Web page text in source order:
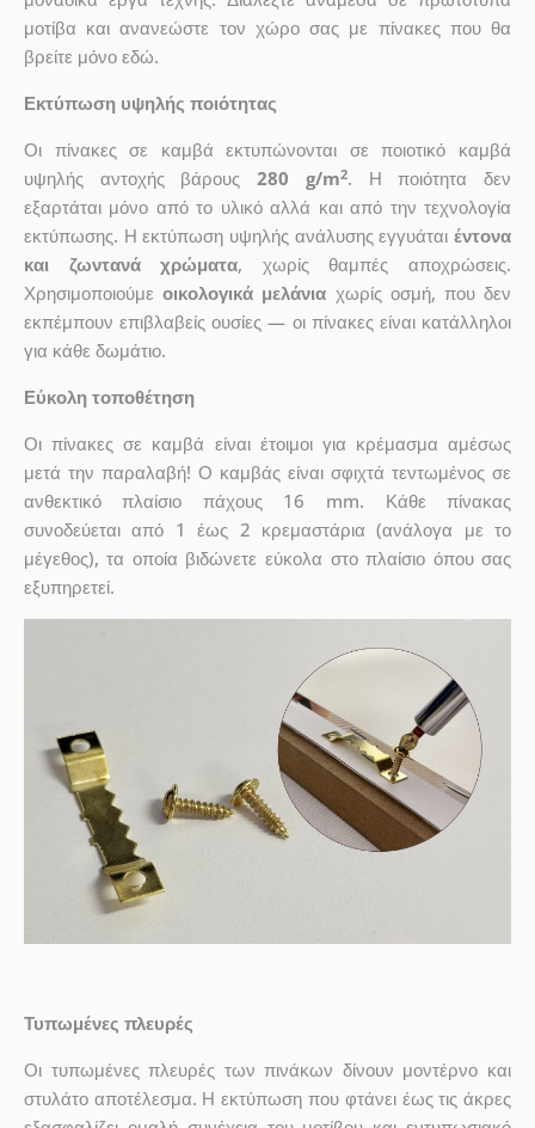
μοτίβα και ανανεώστε τον χώρο σας με πίνακες που θα
βρείτε μόνο εδώ.
Εκτύπωση υψηλής ποιότητας
Οι πίνακες σε καμβά εκτυπώνονται σε ποιοτικό καμβά
υψηλής αντοχής βάρους280 g/m2. Η ποιότητα δεν
εξαρτάται μόνο από το υλικό αλλά και από την τεχνολογία
εκτύπωσης. Η εκτύπωση υψηλής ανάλυσης εγγυάταιέντονα
και ζωντανά χρώματα, χωρίς θαμπές αποχρώσεις.
Χρησιμοποιούμεοικολογικά μελάνια χωρίς οσμή, που δεν
εκπέμπουν επιβλαβείς ουσίες — οι πίνακες είναι κατάλληλοι
για κάθε δωμάτιο.
Εύκολη τοποθέτηση
Οι πίνακες σε καμβά είναι έτοιμοι για κρέμασμα αμέσως
μετά την παραλαβή! Ο καμβάς είναι σφιχτά τεντωμένος σε
ανθεκτικό πλαίσιο πάχους 16 mm. Κάθε πίνακας
συνοδεύεται από 1 έως 2 κρεμαστάρια (ανάλογα με το
μέγεθος), τα οποία βιδώνετε εύκολα στο πλαίσιο όπου σας
εξυπηρετεί.
Τυπωμένες πλευρές
Οι τυπωμένες πλευρές των πινάκων δίνουν μοντέρνο και
στυλάτο αποτέλεσμα. Η εκτύπωση που φτάνει έως τις άκρες